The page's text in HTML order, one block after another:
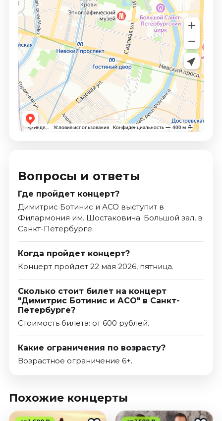
Вопросы и ответы
Где пройдет концерт?
Димитрис Ботинис и АСО выступит в
Филармония им. Шостаковича. Большой зал, в
Санкт-Петербурге.
Когда пройдет концерт?
Концерт пройдет 22 мая 2026, пятница.
Сколько стоит билет на концерт
"Димитрис Ботинис и АСО" в Санкт-
Петербурге?
Стоимость билета: от 600 рублей.
Какие ограничения по возрасту?
Возрастное ограничение 6+.
Похожие концерты